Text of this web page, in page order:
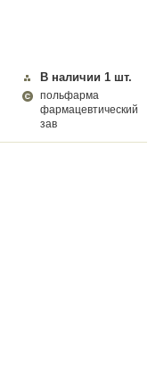
В наличии 1 шт.
польфарма
фармацевтический
зав